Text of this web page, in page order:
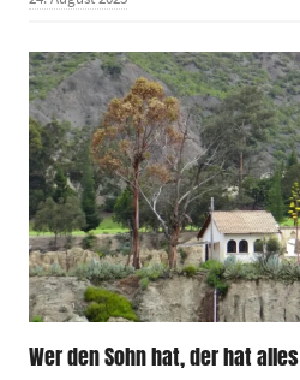
Wer den Sohn hat, der hat alles